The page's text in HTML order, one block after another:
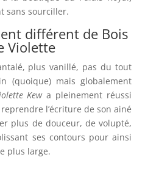
sans sourciller.
différent de Bois
Violette
plus vanillé, pas du tout
(quoique) mais globalement
Kewa pleinement réussi
l’écriture de son ainé
plus de douceur, de volupté,
ses contours pour ainsi
plus large.